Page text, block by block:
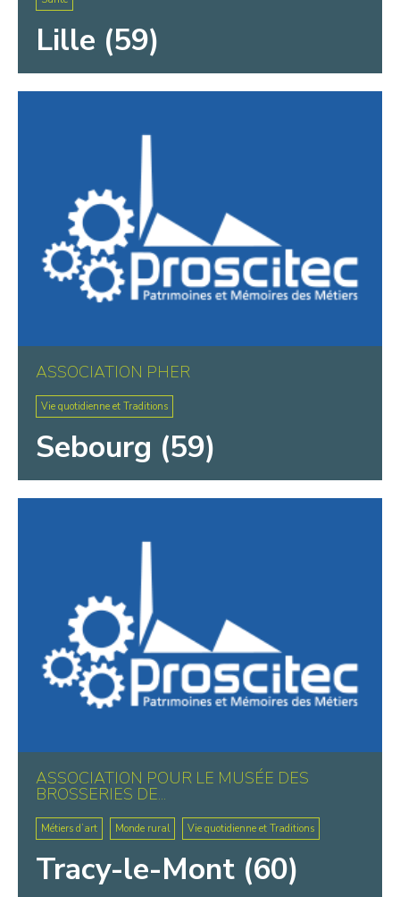
Lille (59)
ASSOCIATION PHER
Vie quotidienne et Traditions
Sebourg (59)
ASSOCIATION POUR LE MUSÉE DES
BROSSERIES DE...
Métiers d’art Monde rural Vie quotidienne et Traditions
Tracy-le-Mont (60)